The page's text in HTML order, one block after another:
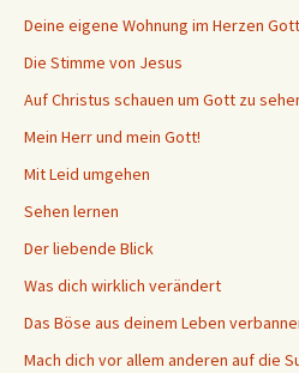
Deine eigene Wohnung im Herzen
Die Stimme von Jesus
Auf Christus schauen um Gott zu
Mein Herr und mein Gott!
Mit Leid umgehen
Sehen lernen
Der liebende Blick
Was dich wirklich verändert
Das Böse aus deinem Leben
Mach dich vor allem anderen auf die